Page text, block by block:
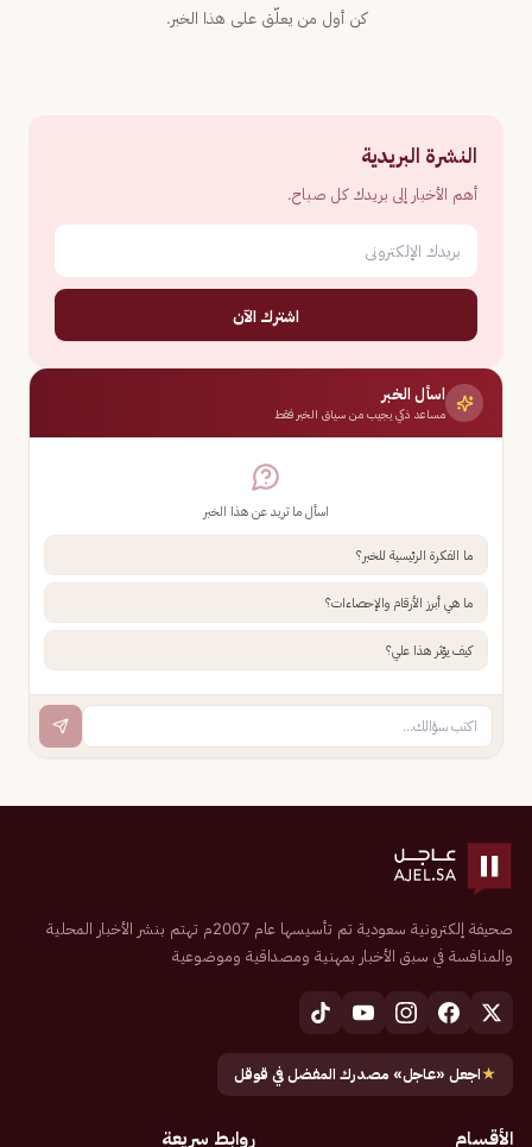
كن أول من يعلّق على هذا الخبر.
النشرة البريدية
أهم الأخبار إلى بريدك كل صباح.
اشترك الآن
اسأل الخبر
مساعد ذكي يجيب من سياق الخبر فقط
اسأل ما تريد عن هذا الخبر
ما الفكرة الرئيسية للخبر؟
ما هي أبرز الأرقام والإحصاءات؟
كيف يؤثر هذا علي؟
صحيفة إلكترونية سعودية تم تأسيسها عام 2007م تهتم بنشر الأخبار المحلية
والمنافسة في سبق الأخبار بمهنية ومصداقية وموضوعية
★اجعل «عاجل» مصدرك المفضل في قوقل
الأقسام روابط سريعة